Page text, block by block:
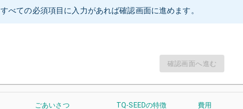
すべての必須項目に入力があれば確認画面に進めます。
確認画面へ進む
ごあいさつ TQ-SEEDの特徴 費用